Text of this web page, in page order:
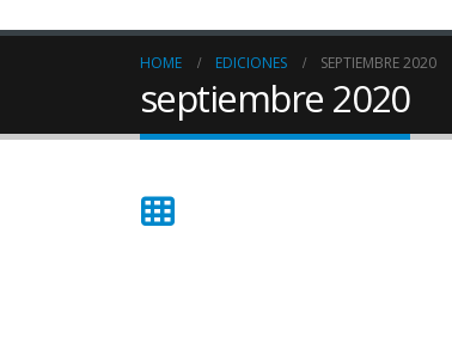
HOME EDICIONES SEPTIEMBRE 2020
septiembre 2020